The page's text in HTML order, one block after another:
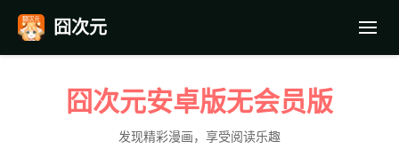
囧次元
囧次元安卓版无会员版
发现精彩漫画，享受阅读乐趣